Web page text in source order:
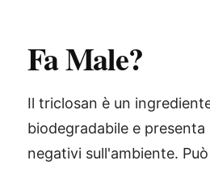
Fa Male?
Il triclosan è un
biodegradabile e
negativi sull'ambiente.